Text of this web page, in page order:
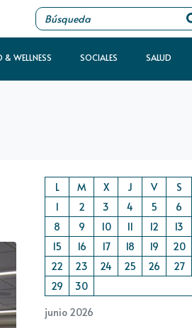
WELLNESS SOCIALES SALUD
junio 2026
L M X J V S
1
2 3 4 5 6
8
9 10 11 12 13
15
16 17 18 19 20
22
23 24 25 26 27
29
30